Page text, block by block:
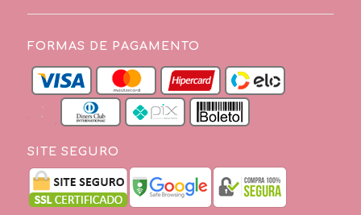
FORMAS DE PAGAMENTO
SITE SEGURO